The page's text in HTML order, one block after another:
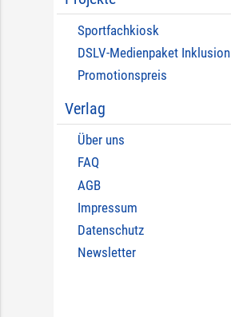
Sportfachkiosk
DSLV-Medienpaket Inklusion
Promotionspreis
Verlag
Über uns
FAQ
AGB
Impressum
Datenschutz
Newsletter